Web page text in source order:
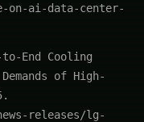
on-ai-data-center-
to-End Cooling
of High-
releases/lg-